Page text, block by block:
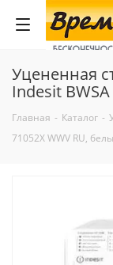
Уцененная
Indesit
Главная - Каталог -
71052X WWV RU,